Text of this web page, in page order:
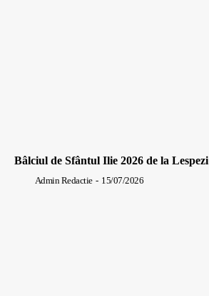
Bâlciul de Sfântul Ilie 2026 de la Lespezi
Admin Redactie - 15/07/2026